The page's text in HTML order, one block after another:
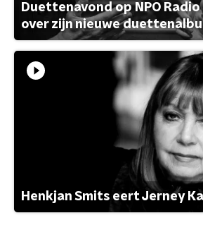
Duettenavond op NPO Radio
over zijn nieuwe
Henkjan Smits eert Jerney